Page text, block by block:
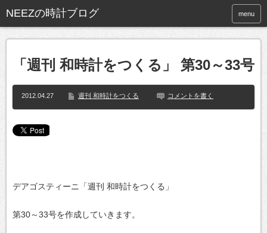
NEEZの時計ブログ menu
「週刊 和時計をつくる」 第30～33号
2012.04.27 週刊 和時計をつくる コメントを書く
デアゴスティーニ「週刊 和時計をつくる」
第30～33号を作成していきます。